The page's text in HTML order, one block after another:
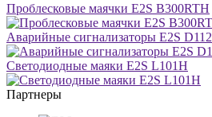
Проблесковые маячки E2S B300RTH
Аварийные сигнализаторы E2S D112
Светодиодные маяки E2S L101H
Партнеры